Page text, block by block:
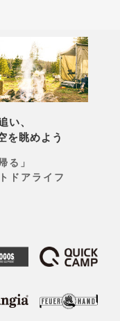
い、
を眺めよう
る」
ドアライフ